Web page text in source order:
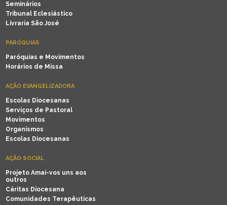
Seminários
Tribunal Eclesiástico
Livraria São José
PARÓQUIAS
Paróquias e Movimentos
Horários de Missa
AÇÃO EVANGELIZADORA
Escolas Diocesanas
Serviços de Pastoral
Movimentos
Organismos
Escolas Diocesanas
AÇÃO SOCIAL
Projeto Amai-vos uns aos
outros
Cáritas Diocesana
Comunidades Terapêuticas